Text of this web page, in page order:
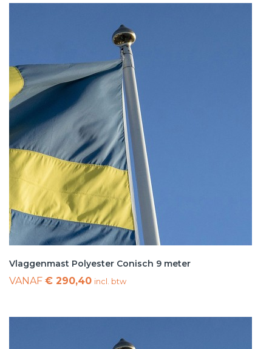
Vlaggenmast Polyester Conisch 9 meter
VANAF € 290,40 incl. btw